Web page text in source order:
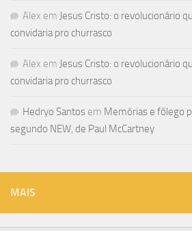
Alex em Jesus Cristo: o revolucionário
convidaria pro churrasco
Alex em Jesus Cristo: o revolucionário
convidaria pro churrasco
Hedryo Santos em Memórias e fôlego
segundo NEW, de Paul McCartney
MAIS